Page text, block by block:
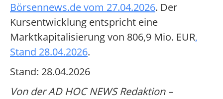
Börsennews.de vom 27.04.2026. Der
Kursentwicklung entspricht eine
Marktkapitalisierung von 806,9 Mio. EUR,
Stand 28.04.2026.
Stand: 28.04.2026
Von der AD HOC NEWS Redaktion –